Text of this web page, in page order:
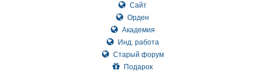
Сайт
Орден
Академия
Инд. работа
Старый форум
Подарок